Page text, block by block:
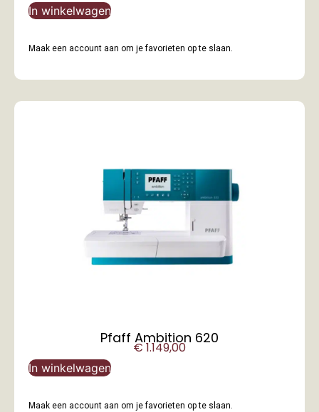
In winkelwagen
Maak een account aan om je favorieten op te slaan.
Pfaff Ambition 620
€1.149,00
In winkelwagen
Maak een account aan om je favorieten op te slaan.